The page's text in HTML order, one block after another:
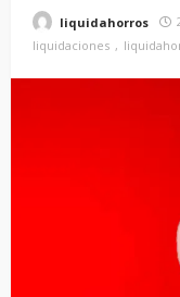
liquidahorros
liquidaciones